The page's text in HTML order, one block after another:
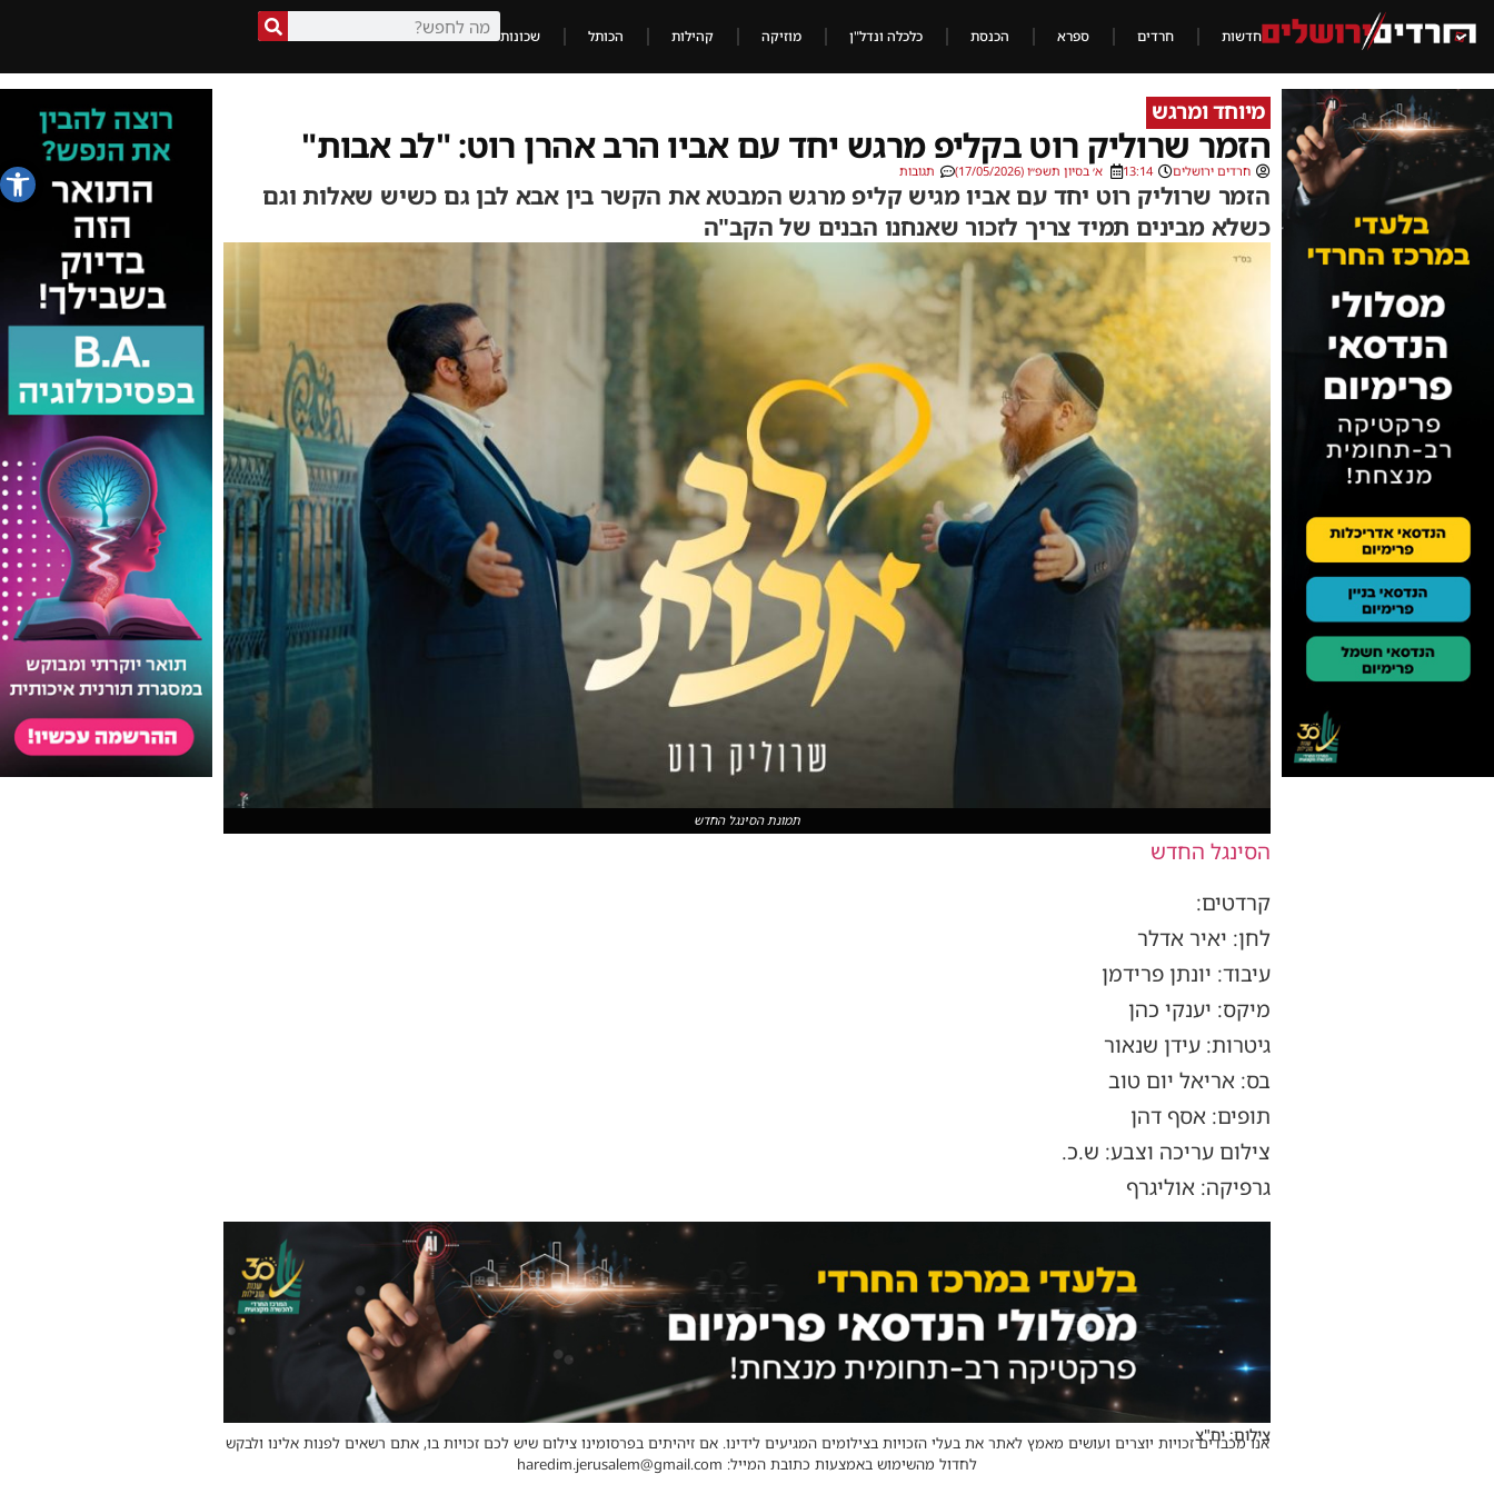
פתח
חדשות חרדים ספרא הכנסת כלכלה ונדל"ן מוזיקה קהילות הכותל שכונות
מיוחד ומרגש
הזמר שרוליק רוט בקליפ מרגש יחד עם אביו הרב אהרן רוט: "לב אבות"
חרדים ירושלים 13:14 א׳ בסיון תשפ״ו (17/05/2026) תגובות
הזמר שרוליק רוט יחד עם אביו מגיש קליפ מרגש המבטא את הקשר בין אבא לבן גם כשיש שאלות וגם
כשלא מבינים תמיד צריך לזכור שאנחנו הבנים של הקב"ה
תמונת הסינגל החדש
הסינגל החדש
קרדטים:
לחן: יאיר אדלר
עיבוד: יונתן פרידמן
מיקס: יענקי כהן
גיטרות: עידן שנאור
בס: אריאל יום טוב
תופים: אסף דהן
צילום עריכה וצבע: ש.כ.
גרפיקה: אוליגרף
צילום: יח"צ
אנו מכבדים זכויות יוצרים ועושים מאמץ לאתר את בעלי הזכויות בצילומים המגיעים לידינו. אם זיהיתים בפרסומינו צילום שיש לכם זכויות בו, אתם רשאים לפנות אלינו ולבקש
לחדול מהשימוש באמצעות כתובת המייל: haredim.jerusalem@gmail.com